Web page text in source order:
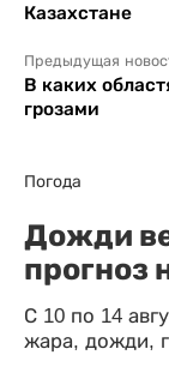
Казахстане
Предыдущая
В каких
грозами
Погода
Дожди
прогноз
С 10 по 14
жара, дожди,